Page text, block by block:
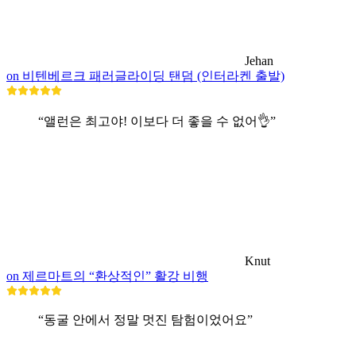
Jehan
on 비텐베르크 패러글라이딩 탠덤 (인터라켄 출발)
“앨런은 최고야! 이보다 더 좋을 수 없어👌”
Knut
on 제르마트의 “환상적인” 활강 비행
“동굴 안에서 정말 멋진 탐험이었어요”